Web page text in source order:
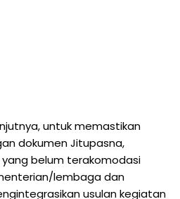
untuk memastikan
dokumen Jitupasna,
belum terakomodasi
lembaga dan
usulan kegiatan